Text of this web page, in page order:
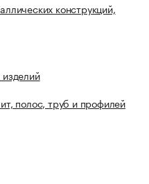
конструкций,
полос, труб и профилей